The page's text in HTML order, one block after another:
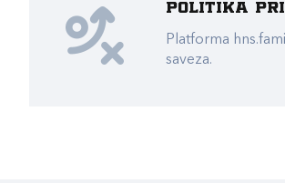
Politika
Platforma
saveza.